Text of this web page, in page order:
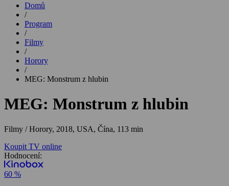
Domů
/
Program
/
Filmy
/
Horory
/
MEG: Monstrum z hlubin
MEG: Monstrum z hlubin
Filmy / Horory, 2018, USA, Čína, 113 min
Koupit TV online
Hodnocení:
60 %